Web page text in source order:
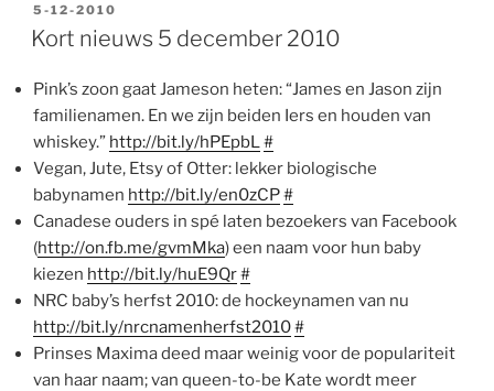
GEPLAATST
OP
5-12-2010
Kort nieuws 5 december 2010
Pink’s zoon gaat Jameson heten: “James en Jason zijn
familienamen. En we zijn beiden Iers en houden van
whiskey.” http://bit.ly/hPEpbL#
Vegan, Jute, Etsy of Otter: lekker biologische
babynamen http://bit.ly/en0zCP#
Canadese ouders in spé laten bezoekers van Facebook
(http://on.fb.me/gvmMka) een naam voor hun baby
kiezen http://bit.ly/huE9Qr#
NRC baby’s herfst 2010: de hockeynamen van nu
http://bit.ly/nrcnamenherfst2010#
Prinses Maxima deed maar weinig voor de populariteit
van haar naam; van queen-to-be Kate wordt meer